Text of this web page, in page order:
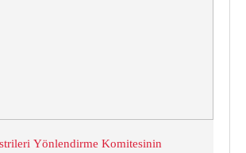
Yönlendirme Komitesinin